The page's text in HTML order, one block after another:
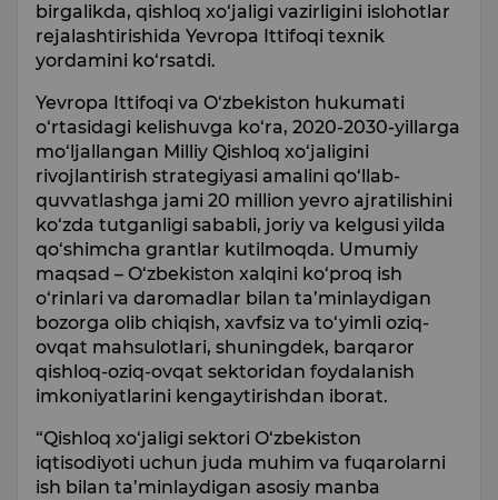
birgalikda, qishloq xo‘jaligi vazirligini islohotlar
rejalashtirishida Yevropa Ittifoqi texnik
yordamini ko‘rsatdi.
Yevropa Ittifoqi va O‘zbekiston hukumati
o‘rtasidagi kelishuvga ko‘ra, 2020-2030-yillarga
mo‘ljallangan Milliy Qishloq xo‘jaligini
rivojlantirish strategiyasi amalini qo‘llab-
quvvatlashga jami 20 million yevro ajratilishini
ko‘zda tutganligi sababli, joriy va kelgusi yilda
qo‘shimcha grantlar kutilmoqda. Umumiy
maqsad – O‘zbekiston xalqini ko‘proq ish
o‘rinlari va daromadlar bilan ta’minlaydigan
bozorga olib chiqish, xavfsiz va to‘yimli oziq-
ovqat mahsulotlari, shuningdek, barqaror
qishloq-oziq-ovqat sektoridan foydalanish
imkoniyatlarini kengaytirishdan iborat.
“Qishloq xo‘jaligi sektori O‘zbekiston
iqtisodiyoti uchun juda muhim va fuqarolarni
ish bilan ta’minlaydigan asosiy manba